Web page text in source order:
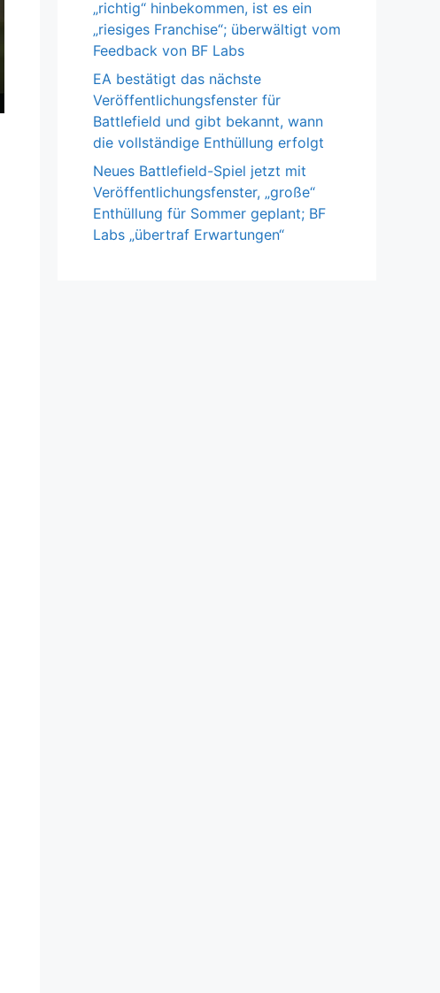
„richtig“ hinbekommen, ist es ein
„riesiges Franchise“; überwältigt vom
Feedback von BF Labs
EA bestätigt das nächste
Veröffentlichungsfenster für
Battlefield und gibt bekannt, wann
die vollständige Enthüllung erfolgt
Neues Battlefield-Spiel jetzt mit
Veröffentlichungsfenster, „große“
Enthüllung für Sommer geplant; BF
Labs „übertraf Erwartungen“